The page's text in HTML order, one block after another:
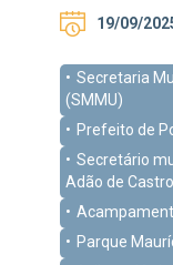
19/09/
Secretaria
(SMMU)
Prefeito de
Secretário
Adão de
Parque